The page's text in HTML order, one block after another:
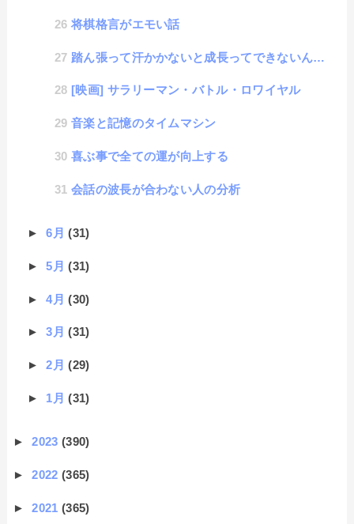
将棋格言がエモい話
踏ん張って汗かかないと成長ってできないんだよね
[映画] サラリーマン・バトル・ロワイヤル
音楽と記憶のタイムマシン
喜ぶ事で全ての運が向上する
会話の波長が合わない人の分析
►6月(31)
►5月(31)
►4月(30)
►3月(31)
►2月(29)
► 1月(31)
►2023(390)
►2022(365)
►2021(365)